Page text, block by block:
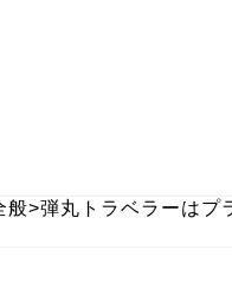
般>弾丸トラベラーはプ